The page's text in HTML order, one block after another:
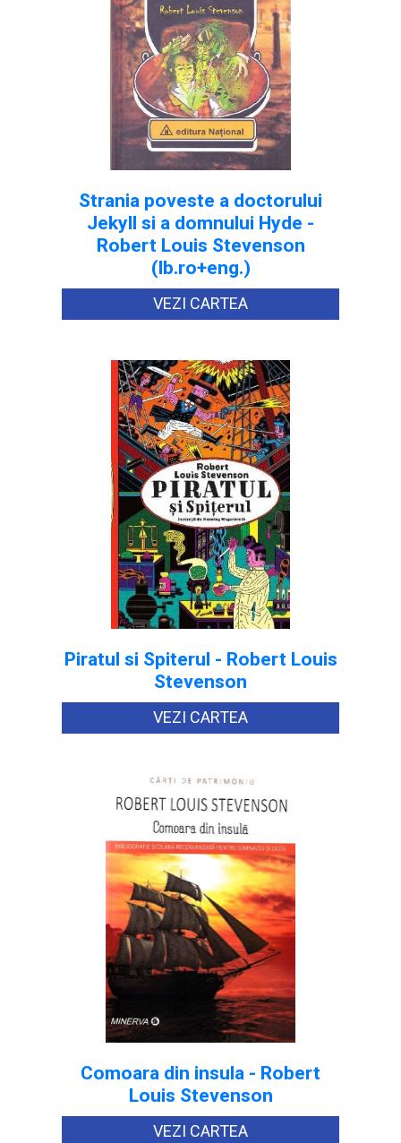
Strania poveste a doctorului
Jekyll si a domnului Hyde -
Robert Louis Stevenson
(lb.ro+eng.)
VEZI CARTEA
Piratul si Spiterul - Robert Louis
Stevenson
VEZI CARTEA
Comoara din insula - Robert
Louis Stevenson
VEZI CARTEA